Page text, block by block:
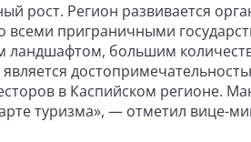
рост. Регион развивается
всеми приграничными
большим
в Каспийском регионе.
туризма», — отметил вице-